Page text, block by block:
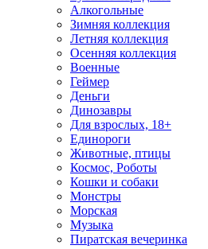
Алкогольные
Зимняя коллекция
Летняя коллекция
Осенняя коллекция
Военные
Геймер
Деньги
Динозавры
Для взрослых, 18+
Единороги
Животные, птицы
Космос, Роботы
Кошки и собаки
Монстры
Морская
Музыка
Пиратская вечеринка